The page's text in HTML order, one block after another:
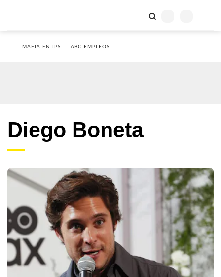
MAFIA EN IPS ABC EMPLEOS
Diego Boneta